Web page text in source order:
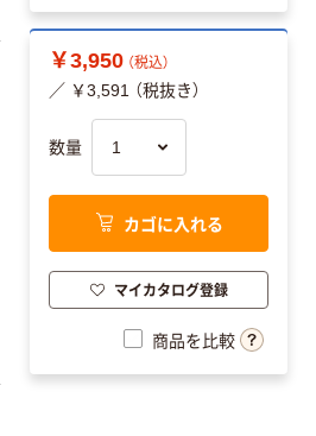
￥3,950 （税込）
／ ￥3,591 （税抜き）
数量
カゴに入れる
マイカタログ登録
商品を比較